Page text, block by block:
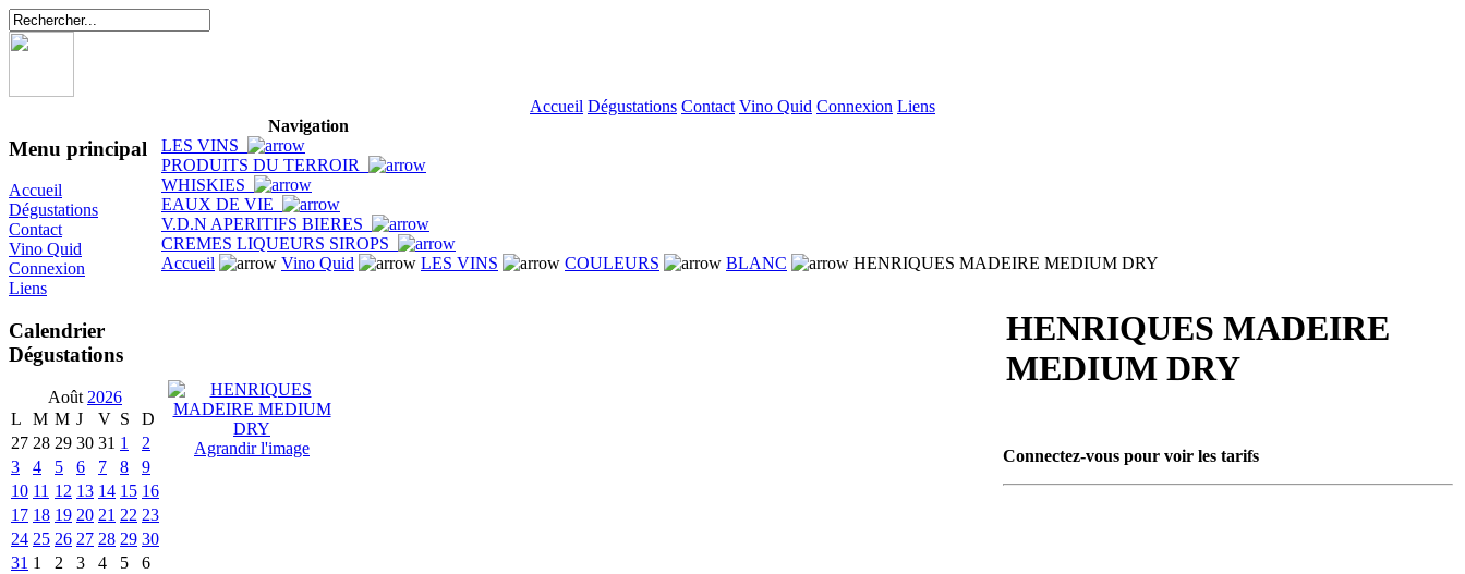
Accueil Dégustations Contact Vino Quid Connexion Liens
Menu principal
Accueil
Dégustations
Contact
Vino Quid
Connexion
Liens
Calendrier
Dégustations
Août 2026
L
M M J V S
D
27 28 29 30 31 1
2
3
4 5 6 7 8
9
10 11 12 13 14 15 16
17 18 19 20 21 22 23
24 25 26 27 28 29 30
31 1 2 3 4 5 6
Navigation
LES VINS
PRODUITS DU TERROIR
WHISKIES
EAUX DE VIE
V.D.N APERITIFS BIERES
CREMES LIQUEURS SIROPS
Accueil
Vino Quid LES VINS COULEURS BLANC HENRIQUES MADEIRE MEDIUM DRY
Agrandir l'image
HENRIQUES MADEIRE
MEDIUM DRY
Connectez-vous pour voir les tarifs